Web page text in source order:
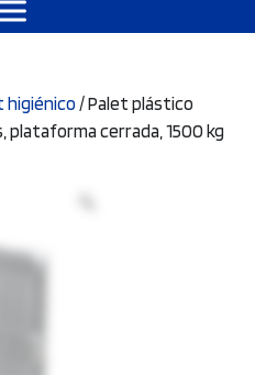
higiénico / Palet plástico
plataforma cerrada, 1500 kg